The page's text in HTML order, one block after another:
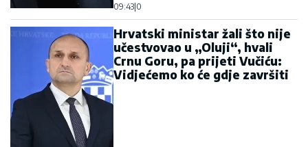
09:43 0
Hrvatski ministar žali što nije
učestvovao u „Oluji“, hvali
Crnu Goru, pa prijeti Vučiću:
Vidjećemo ko će gdje završiti